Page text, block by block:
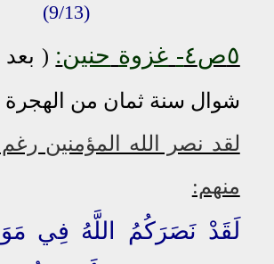
(9/13)
٥ص٤ - غزوة حنين:
(
شوال سنة ثمان من الهجرة
لقد نصر الله المؤمنين
منهم:
لَقَدْ نَصَرَكُمُ اللَّهُ فِي